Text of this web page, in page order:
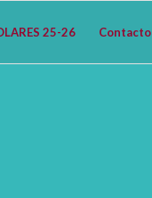
25-26 Contacto